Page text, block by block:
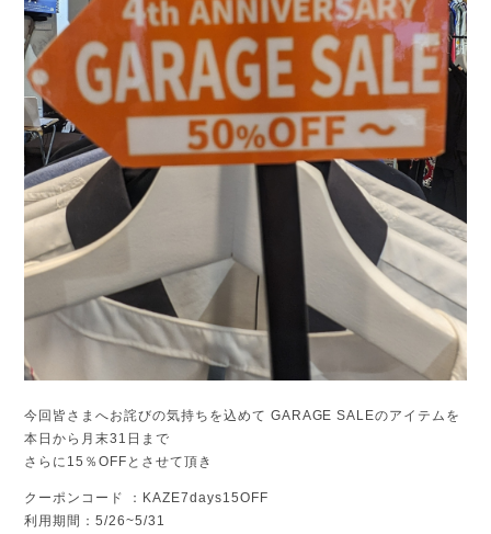
今回皆さまへお詫びの気持ちを込めて GARAGE SALEのアイテムを
本日から月末31日まで
さらに15％OFFとさせて頂き
クーポンコード ：KAZE7days15OFF
利用期間：5/26~5/31